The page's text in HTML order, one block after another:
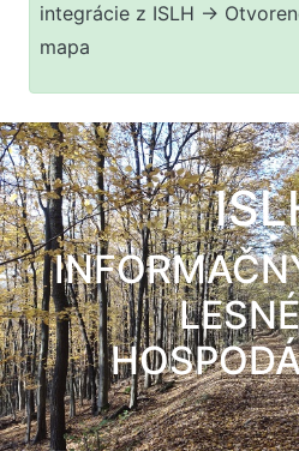
integrácie z ISLH ->
mapa